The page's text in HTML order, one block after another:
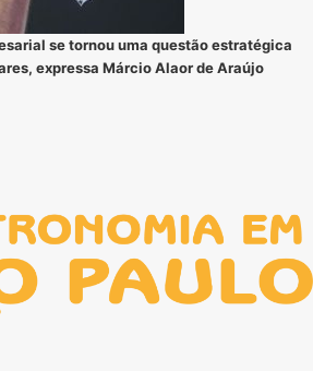
se tornou uma questão estratégica
expressa Márcio Alaor de Araújo